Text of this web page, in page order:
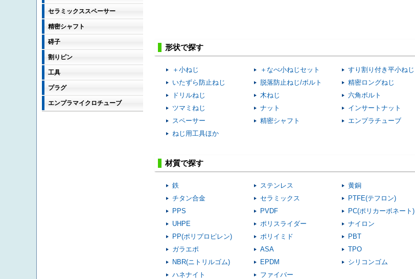
セラミックススペーサー
精密シャフト
碍子
割りピン
工具
プラグ
エンプラマイクロチューブ
形状で探す
＋小ねじ ＋なべ小ねじセット すり割り付き平小ねじ
いたずら防止ねじ
脱落防止ねじ/ボルト 精密ロングねじ
ドリルねじ
木ねじ 六角ボルト
ツマミねじ
ナット インサートナット
スペーサー
精密シャフト エンプラチューブ
ねじ用工具ほか
材質で探す
鉄 ステンレス 黄銅
チタン合金
セラミックス PTFE(テフロン)
PPS
PVDF PC(ポリカーボネート)
UHPE
ポリスライダー ナイロン
PP(ポリプロピレン)
ポリイミド PBT
ガラエポ
ASA TPO
NBR(ニトリルゴム)
EPDM シリコンゴム
ハネナイト
ファイバー